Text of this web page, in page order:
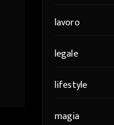
lavoro
legale
lifestyle
magia